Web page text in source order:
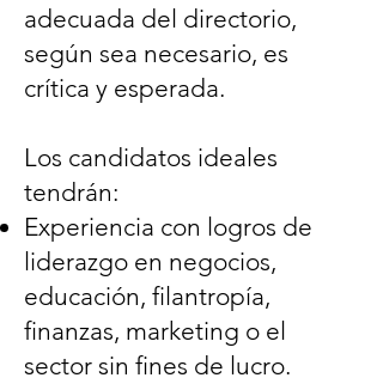
adecuada del directorio,
según sea necesario, es
crítica y esperada.
Los candidatos ideales
tendrán:
Experiencia con logros de
liderazgo en negocios,
educación, filantropía,
finanzas, marketing o el
sector sin fines de lucro.